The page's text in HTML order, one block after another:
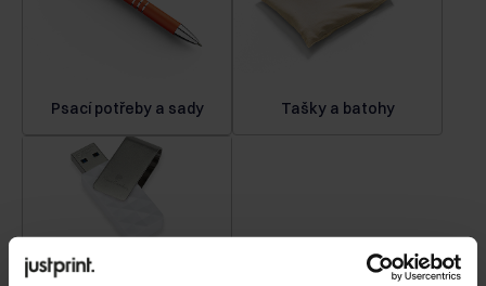
Psací potřeby a sady Tašky a batohy